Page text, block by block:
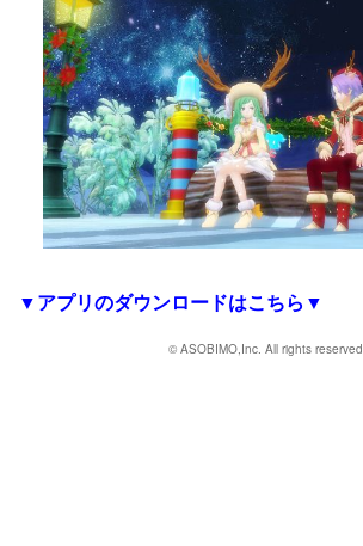
▼アプリのダウンロードはこちら▼
© ASOBIMO,Inc. All rights reserved.